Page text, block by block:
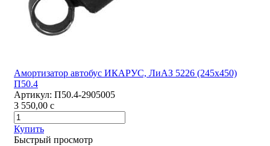
Амортизатор автобус ИКАРУС, ЛиАЗ 5226 (245х450)
П50.4
Артикул: П50.4-2905005
3 550,00 c
Купить
Быстрый просмотр